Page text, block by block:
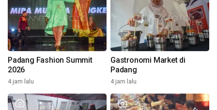
Padang Fashion Summit
2026
4 jam lalu
Gastronomi Market di
Padang
4 jam lalu